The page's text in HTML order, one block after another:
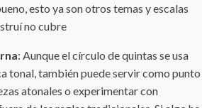
esto ya son otros temas y escalas
no cubre
: Aunque el círculo de quintas se usa
tonal, también puede servir como punto
atonales o experimentar con